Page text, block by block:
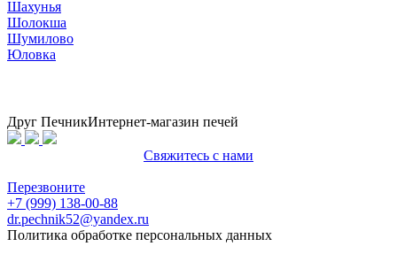
Шахунья
Шолокша
Шумилово
Юловка
Друг ПечникИнтернет-магазин печей
Свяжитесь с нами
Перезвоните
+7 (999) 138-00-88
dr.pechnik52@yandex.ru
Политика обработке персональных данных